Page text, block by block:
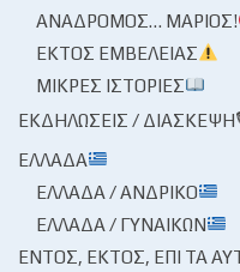
ΑΝΆΔΡΟΜΟΣ… ΜΆΡΙΟΣ!
ΕΚΤΌΣ ΕΜΒΈΛΕΙΑΣ
ΜΙΚΡΈΣ ΙΣΤΟΡΊΕΣ
ΕΚΔΗΛΏΣΕΙΣ /
ΕΛΛΆΔΑ
ΕΛΛΆΔΑ / ΑΝΔΡΙΚΌ
ΕΛΛΆΔΑ / ΓΥΝΑΙΚΏΝ
ΕΝΤΌΣ, ΕΚΤΌΣ, ΕΠΊ ΤΑ